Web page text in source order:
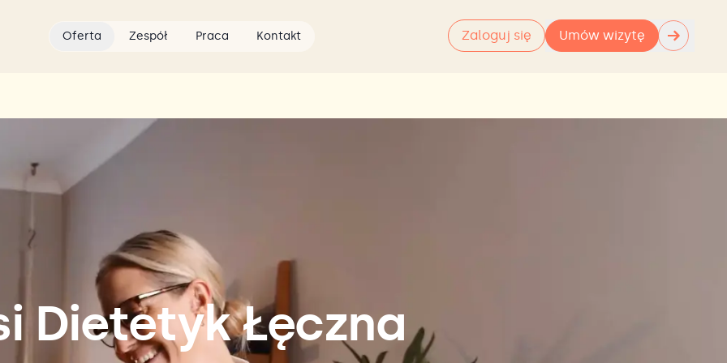
Oferta Zespół Praca Kontakt Zaloguj się Umów wizytę →
Dietetyk Łęczna